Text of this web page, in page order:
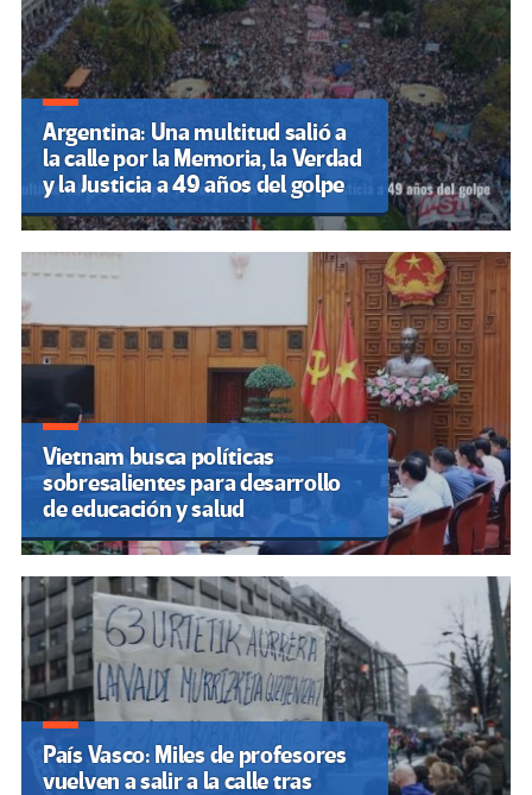
Argentina: Una multitud salió a
la calle por la Memoria, la Verdad
y la Justicia a 49 años del golpe
Vietnam busca políticas
sobresalientes para desarrollo
de educación y salud
País Vasco: Miles de profesores
vuelven a salir a la calle tras